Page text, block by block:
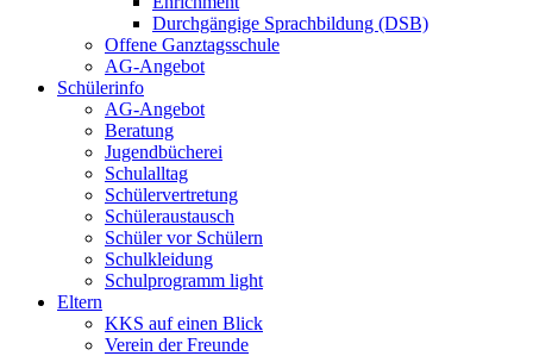
Durchgängige Sprachbildung (DSB)
Offene Ganztagsschule
AG-Angebot
Schülerinfo
AG-Angebot
Beratung
Jugendbücherei
Schulalltag
Schülervertretung
Schüleraustausch
Schüler vor Schülern
Schulkleidung
Schulprogramm light
Eltern
KKS auf einen Blick
Verein der Freunde